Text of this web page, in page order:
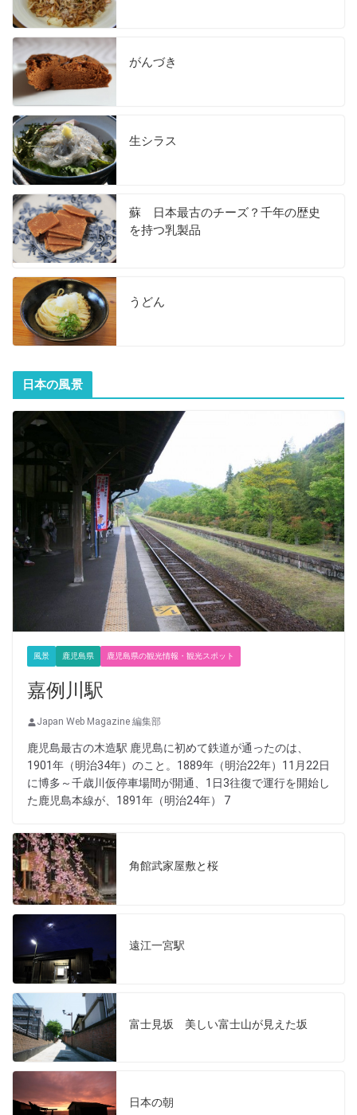
がんづき
生シラス
蘇 日本最古のチーズ？千年の歴史
を持つ乳製品
うどん
日本の風景
風景 鹿児島県 鹿児島県の観光情報・観光スポット
嘉例川駅
Japan Web Magazine 編集部
鹿児島最古の木造駅 鹿児島に初めて鉄道が通ったのは、
1901年（明治34年）のこと。1889年（明治22年）11月22日
に博多～千歳川仮停車場間が開通、1日3往復で運行を開始し
た鹿児島本線が、1891年（明治24年） 7
角館武家屋敷と桜
遠江一宮駅
富士見坂 美しい富士山が見えた坂
日本の朝